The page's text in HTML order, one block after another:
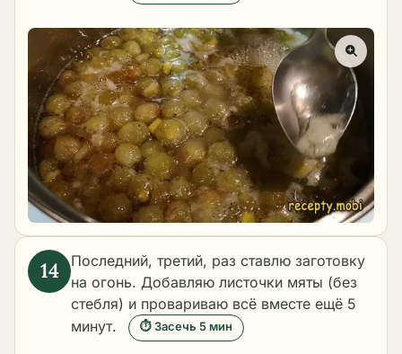
Последний, третий, раз ставлю заготовку
на огонь. Добавляю листочки мяты (без
стебля) и провариваю всё вместе ещё 5
минут.
⏱ Засечь 5 мин